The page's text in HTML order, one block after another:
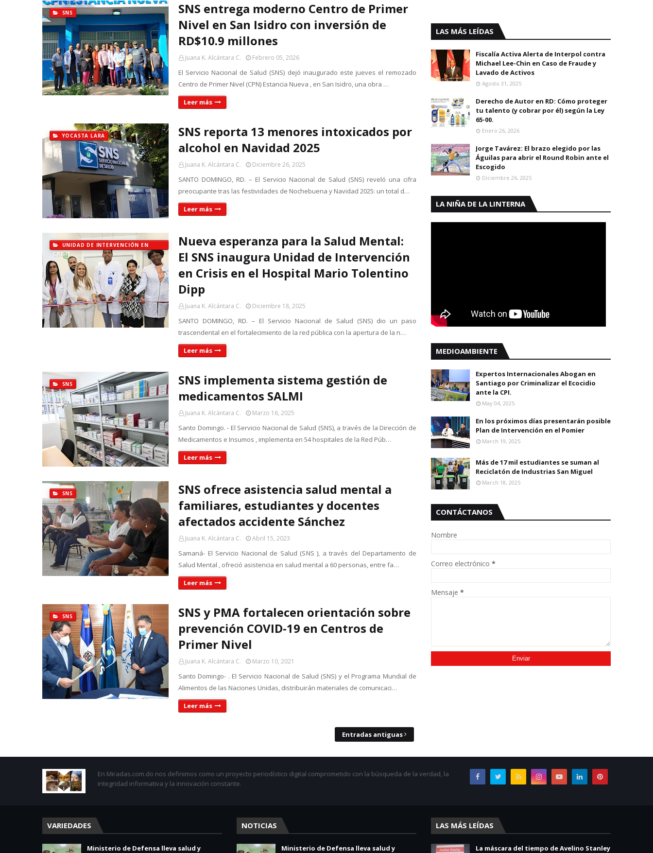
SNS
SNS entrega moderno Centro de Primer
Nivel en San Isidro con inversión de
RD$10.9 millones
Juana K. Alcántara C. Febrero 05, 2026
El Servicio Nacional de Salud (SNS) dejó inaugurado este jueves el remozado
Centro de Primer Nivel (CPN) Estancia Nueva , en San Isidro, una obra …
Leer más
YOCASTA LARA
SNS reporta 13 menores intoxicados por
alcohol en Navidad 2025
Juana K. Alcántara C. Diciembre 26, 2025
SANTO DOMINGO, RD. – El Servicio Nacional de Salud (SNS) reveló una cifra
preocupante tras las festividades de Nochebuena y Navidad 2025: un total d…
Leer más
UNIDAD DE INTERVENCIÓN EN
CRISIS
Nueva esperanza para la Salud Mental:
El SNS inaugura Unidad de Intervención
en Crisis en el Hospital Mario Tolentino
Dipp
Juana K. Alcántara C. Diciembre 18, 2025
SANTO DOMINGO, RD. – El Servicio Nacional de Salud (SNS) dio un paso
trascendental en el fortalecimiento de la red pública con la apertura de la n…
Leer más
SNS
SNS implementa sistema gestión de
medicamentos SALMI
Juana K. Alcántara C. Marzo 16, 2025
Santo Domingo. - El Servicio Nacional de Salud (SNS), a través de la Dirección de
Medicamentos e Insumos , implementa en 54 hospitales de la Red Púb…
Leer más
SNS
SNS ofrece asistencia salud mental a
familiares, estudiantes y docentes
afectados accidente Sánchez
Juana K. Alcántara C. Abril 15, 2023
Samaná- El Servicio Nacional de Salud (SNS ), a través del Departamento de
Salud Mental , ofreció asistencia en salud mental a 60 personas, entre fa…
Leer más
SNS
SNS y PMA fortalecen orientación sobre
prevención COVID-19 en Centros de
Primer Nivel
Juana K. Alcántara C. Marzo 10, 2021
Santo Domingo- . El Servicio Nacional de Salud (SNS) y el Programa Mundial de
Alimentos de las Naciones Unidas, distribuirán materiales de comunicaci…
Leer más
Entradas antiguas
LAS MÁS LEÍDAS
Fiscalía Activa Alerta de Interpol contra
Michael Lee-Chin en Caso de Fraude y
Lavado de Activos
Agosto 31, 2025
Derecho de Autor en RD: Cómo proteger
tu talento (y cobrar por él) según la Ley
65-00.
Enero 26, 2026
Jorge Tavárez: El brazo elegido por las
Águilas para abrir el Round Robin ante el
Escogido
Diciembre 26, 2025
LA NIÑA DE LA LINTERNA
MEDIOAMBIENTE
Expertos Internacionales Abogan en
Santiago por Criminalizar el Ecocidio
ante la CPI.
May 04, 2025
En los próximos días presentarán posible
Plan de Intervención en el Pomier
March 19, 2025
Más de 17 mil estudiantes se suman al
Reciclatón de Industrias San Miguel
March 18, 2025
CONTÁCTANOS
Nombre
Correo electrónico *
Mensaje *
En Miradas.com.do nos definimos como un proyecto periodístico digital comprometido con la búsqueda de la verdad, la
integridad informativa y la innovación constante.
VARIEDADES
Ministerio de Defensa lleva salud y
NOTICIAS
Ministerio de Defensa lleva salud y
LAS MÁS LEÍDAS
La máscara del tiempo de Avelino Stanley